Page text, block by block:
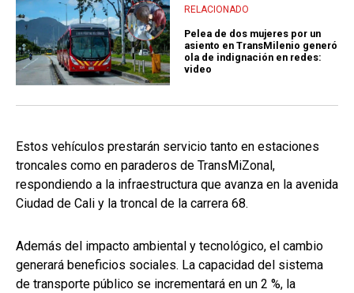
RELACIONADO
Pelea de dos mujeres por un
asiento en TransMilenio generó
ola de indignación en redes:
video
Estos vehículos prestarán servicio tanto en estaciones
troncales como en paraderos de TransMiZonal,
respondiendo a la infraestructura que avanza en la avenida
Ciudad de Cali y la troncal de la carrera 68.
Además del impacto ambiental y tecnológico, el cambio
generará beneficios sociales. La capacidad del sistema
de transporte público se incrementará en un 2 %, la